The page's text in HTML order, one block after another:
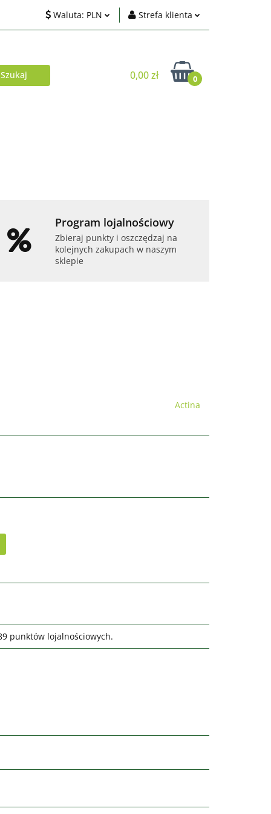
Waluta: PLN Strefa klienta
Zarejestruj się
Dodaj zgłoszenie
0,00 zł 0
Program lojalnościowy
Zbieraj punkty i oszczędzaj na
kolejnych zakupach w naszym
sklepie
Actina
punktów lojalnościowych.